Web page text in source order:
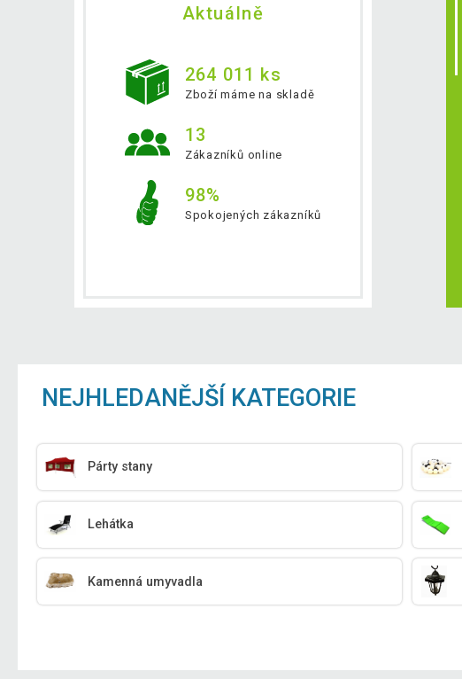
Aktuálně
264 011 ks
Zboží máme na skladě
13
Zákazníků online
98%
Spokojených zákazníků
NEJHLEDANĚJŠÍ KATEGORIE
Párty stany
Lehátka
Kamenná umyvadla